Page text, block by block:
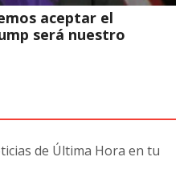
aceptar el
será nuestro
de Última Hora en tu